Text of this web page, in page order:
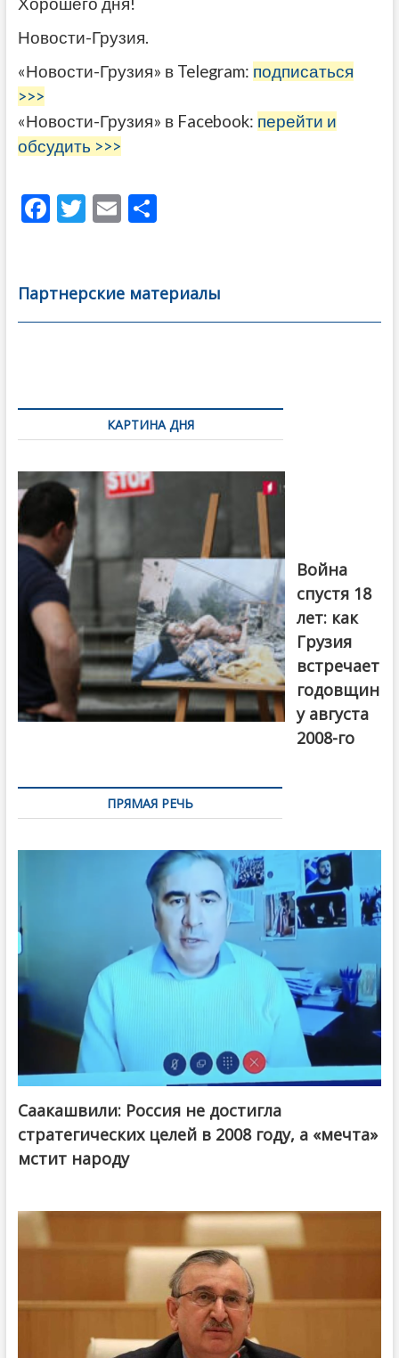
Новости-Грузия.
«Новости-Грузия» в Telegram: подписаться
>>>
«Новости-Грузия» в Facebook: перейти и
обсудить >>>
F
b
o
T
er
E
l
О
а
в
Партнерские материалы
по
записямКАРТИНА ДНЯ
года. Фото:
Первый канал
Война
спустя 18
лет: как
Грузия
встречает
годовщин
у августа
2008-го
ПРЯМАЯ РЕЧЬ
Саакашвили: Россия не достигла
стратегических целей в 2008 году, а «мечта»
мстит народу